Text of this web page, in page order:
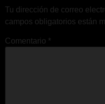
Tu dirección de correo
campos obligatorios están
Comentario *